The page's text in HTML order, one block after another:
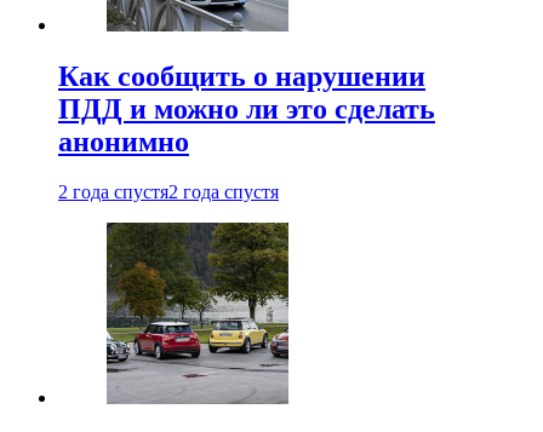
Как сообщить о нарушении
ПДД и можно ли это сделать
анонимно
2 года спустя2 года спустя